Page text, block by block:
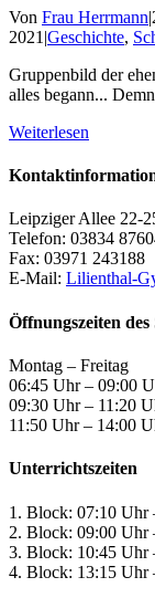
Von Frau Herrmann|
2021 |Geschichte,
Gruppenbild der
alles begann...
Weiterlesen
Leipziger Allee 22-
Telefon: 03834
Fax: 03971 243188
E-Mail: Lilienthal-
Öffnungszeiten
Montag – Freitag
06:45 Uhr – 09:00
09:30 Uhr – 11:20
11:50 Uhr – 14:00
Unterrichtszeiten
1. Block: 07:10 Uhr
2. Block: 09:00 Uhr
3. Block: 10:45 Uhr
4. Block: 13:15 Uhr